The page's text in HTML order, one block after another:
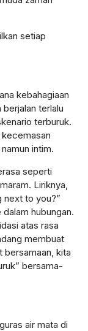
setiap
kebahagiaan
terlalu
terburuk.
intim.
seperti
Liriknya,
next to you?”
hubungan.
atas rasa
membuat
bersamaan, kita
bersama-
air mata di